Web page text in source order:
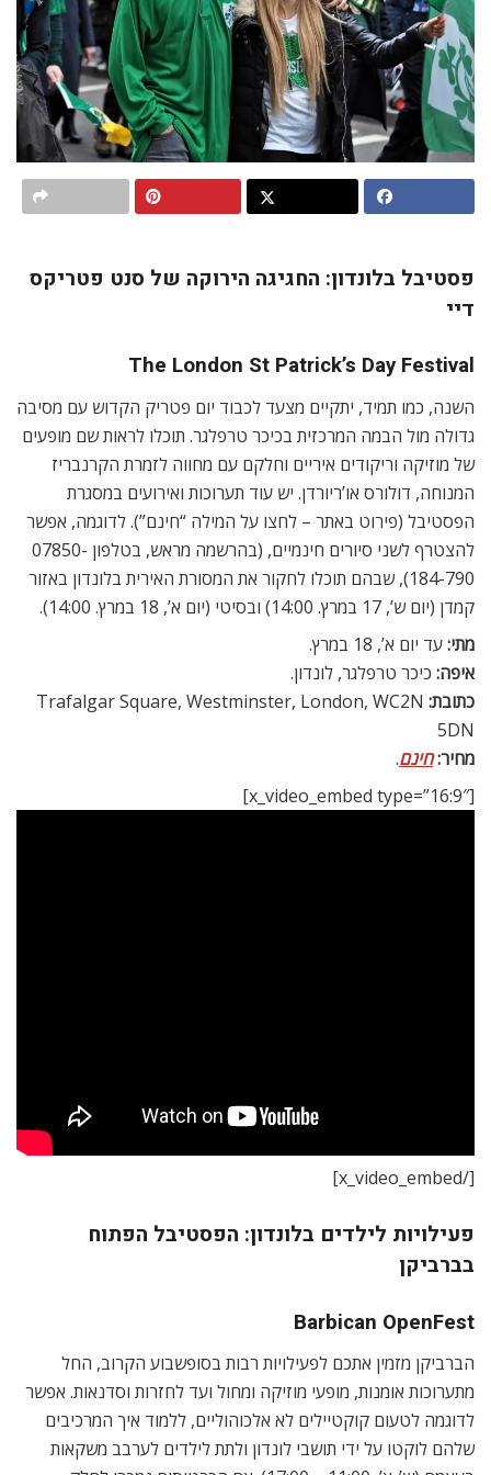
פסטיבל בלונדון: החגיגה הירוקה של סנט פטריקס
דיי
The London St Patrick’s Day Festival
השנה, כמו תמיד, יתקיים מצעד לכבוד יום פטריק הקדוש עם מסיבה
גדולה מול הבמה המרכזית בכיכר טרפלגר. תוכלו לראות שם מופעים
של מוזיקה וריקודים איריים וחלקם עם מחווה לזמרת הקרנבריז
המנוחה, דולורס או’ריורדן. יש עוד תערוכות ואירועים במסגרת
הפסטיבל (פירוט באתר – לחצו על המילה “חינם”). לדוגמה, אפשר
להצטרף לשני סיורים חינמיים, (בהרשמה מראש, בטלפון 07850-
184-790), שבהם תוכלו לחקור את המסורת האירית בלונדון באזור
קמדן (יום ש’, 17 במרץ. 14:00) ובסיטי (יום א’, 18 במרץ. 14:00).
מתי:עד יום א’, 18 במרץ.
איפה: כיכר טרפלגר, לונדון.
כתובת: Trafalgar Square, Westminster, London, WC2N
5DN
מחיר:חינם.
[x_video_embed type=”16:9″]
[/x_video_embed]
פעילויות לילדים בלונדון: הפסטיבל הפתוח
בברביקן
Barbican OpenFest
הברביקן מזמין אתכם לפעילויות רבות בסופשבוע הקרוב, החל
מתערוכות אומנות, מופעי מוזיקה ומחול ועד לחזרות וסדנאות. אפשר
לדוגמה לטעום קוקטיילים לא אלכוהוליים, ללמוד איך המרכיבים
שלהם לוקטו על ידי תושבי לונדון ולתת לילדים לערבב משקאות